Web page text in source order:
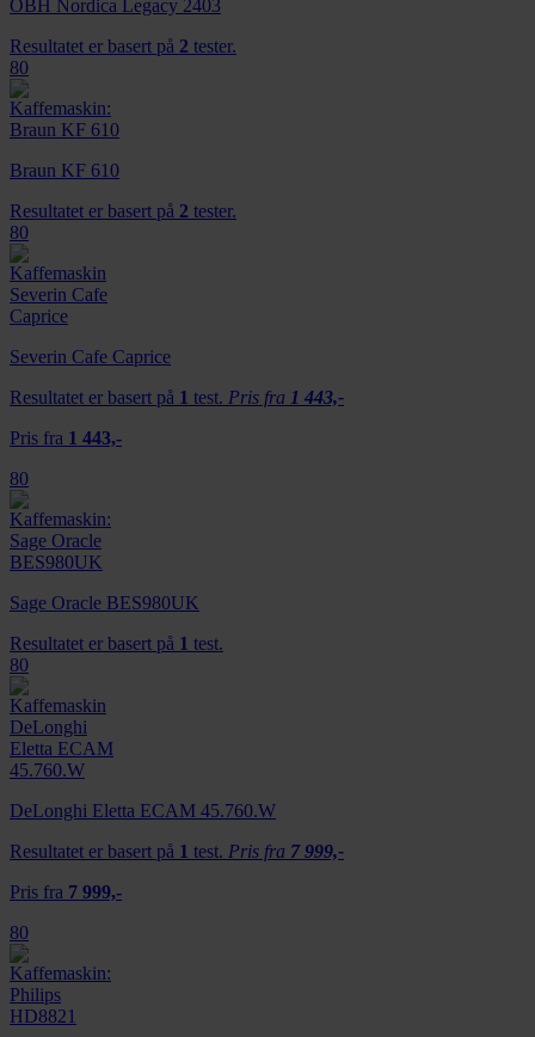
OBH Nordica Legacy 2403
Resultatet er basert på 2 tester.
80
Braun KF 610
Resultatet er basert på 2 tester.
80
Severin Cafe Caprice
Resultatet er basert på 1 test. Pris fra 1 443,-
Pris fra 1 443,-
80
Sage Oracle BES980UK
Resultatet er basert på 1 test.
80
DeLonghi Eletta ECAM 45.760.W
Resultatet er basert på 1 test. Pris fra 7 999,-
Pris fra 7 999,-
80